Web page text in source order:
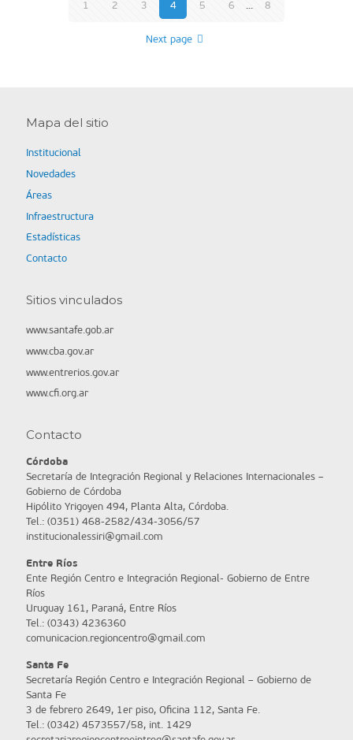
1 2 3 4 5 6 ... 8
Next page
Mapa del sitio
Institucional
Novedades
Áreas
Infraestructura
Estadísticas
Contacto
Sitios vinculados
www.santafe.gob.ar
www.cba.gov.ar
www.entrerios.gov.ar
www.cfi.org.ar
Contacto
Córdoba
Secretaría de Integración Regional y Relaciones Internacionales –
Gobierno de Córdoba
Hipólito Yrigoyen 494, Planta Alta, Córdoba.
Tel.: (0351) 468-2582/434-3056/57
institucionalessiri@gmail.com
Entre Ríos
Ente Región Centro e Integración Regional- Gobierno de Entre
Ríos
Uruguay 161, Paraná, Entre Ríos
Tel.: (0343) 4236360
comunicacion.regioncentro@gmail.com
Santa Fe
Secretaría Región Centro e Integración Regional – Gobierno de
Santa Fe
3 de febrero 2649, 1er piso, Oficina 112, Santa Fe.
Tel.: (0342) 4573557/58, int. 1429